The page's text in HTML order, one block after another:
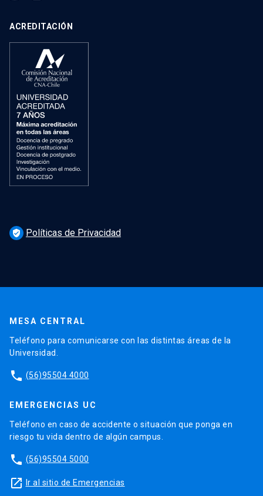
ACREDITACIÓN
verified_user Políticas de Privacidad
MESA CENTRAL
Teléfono para comunicarse con las distintas áreas de la
Universidad.
phone (56)95504 4000
EMERGENCIAS UC
Teléfono en caso de accidente o situación que ponga en
riesgo tu vida dentro de algún campus.
phone (56)95504 5000
launch Ir al sitio de Emergencias